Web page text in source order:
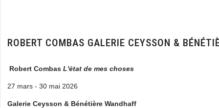
ROBERT COMBAS GALERIE CEYSSON &
Robert Combas L'état de mes choses
27 mars - 30 mai 2026
Galerie Ceysson & Bénétière Wandhaff